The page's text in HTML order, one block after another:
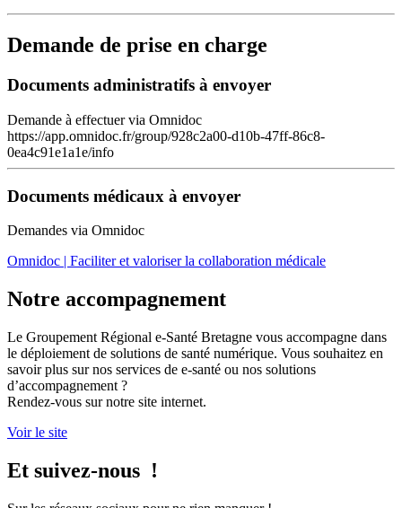
Demande de prise en charge
Documents administratifs à envoyer
Demande à effectuer via Omnidoc
https://app.omnidoc.fr/group/928c2a00-d10b-47ff-86c8-
0ea4c91e1a1e/info
Documents médicaux à envoyer
Demandes via Omnidoc
Omnidoc | Faciliter et valoriser la collaboration médicale
Notre accompagnement
Le Groupement Régional e-Santé Bretagne vous accompagne dans
le déploiement de solutions de santé numérique. Vous souhaitez en
savoir plus sur nos services de e-santé ou nos solutions
d’accompagnement ?
Rendez-vous sur notre site internet.
Voir le site
Et suivez-nous !